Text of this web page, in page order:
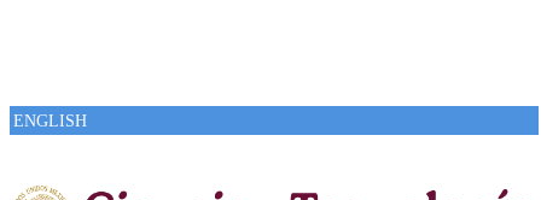
ENGLISH